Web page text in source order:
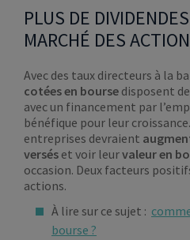
PLUS DE
MARCHÉ DES
Avec des taux directeurs à la
cotées en bourse disposent
avec un financement par
bénéfique pour leur
entreprises devraient
versés et voir leurvaleur en
occasion. Deux facteurs
actions.
À lire sur ce sujet :
bourse ?